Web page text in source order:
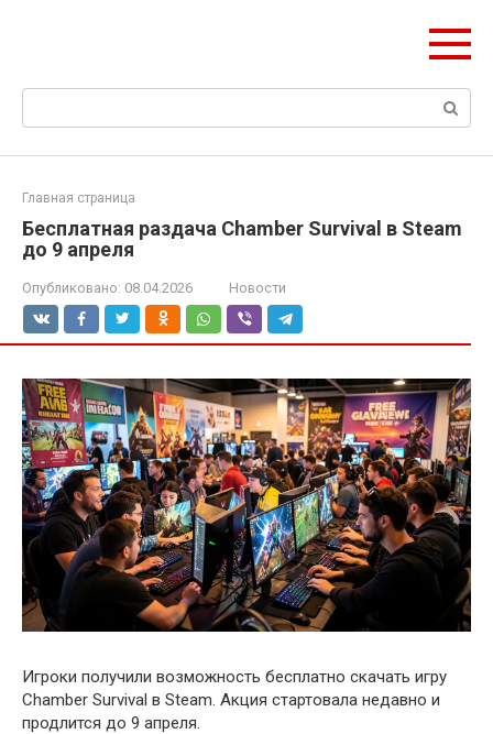
Поиск:
Главная страница
Бесплатная раздача Chamber Survival в Steam
до 9 апреля
Опубликовано: 08.04.2026 Новости
Игроки получили возможность бесплатно скачать игру
Chamber Survival в Steam. Акция стартовала недавно и
продлится до 9 апреля.